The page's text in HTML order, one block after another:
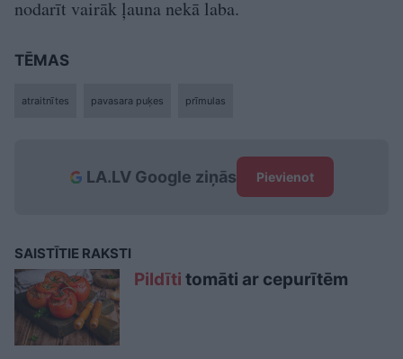
nodarīt vairāk ļauna nekā laba.
TĒMAS
atraitnītes pavasara puķes prīmulas
LA.LV Google ziņās Pievienot
SAISTĪTIE RAKSTI
Pildīti tomāti ar cepurītēm